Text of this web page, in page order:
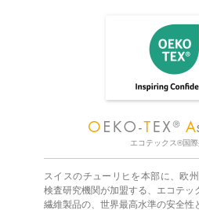
エコテックス®国
スイスのチューリヒを本部に、欧
検査研究機関が加盟する、エコテッ
繊維製品の、世界最高水準の安全性